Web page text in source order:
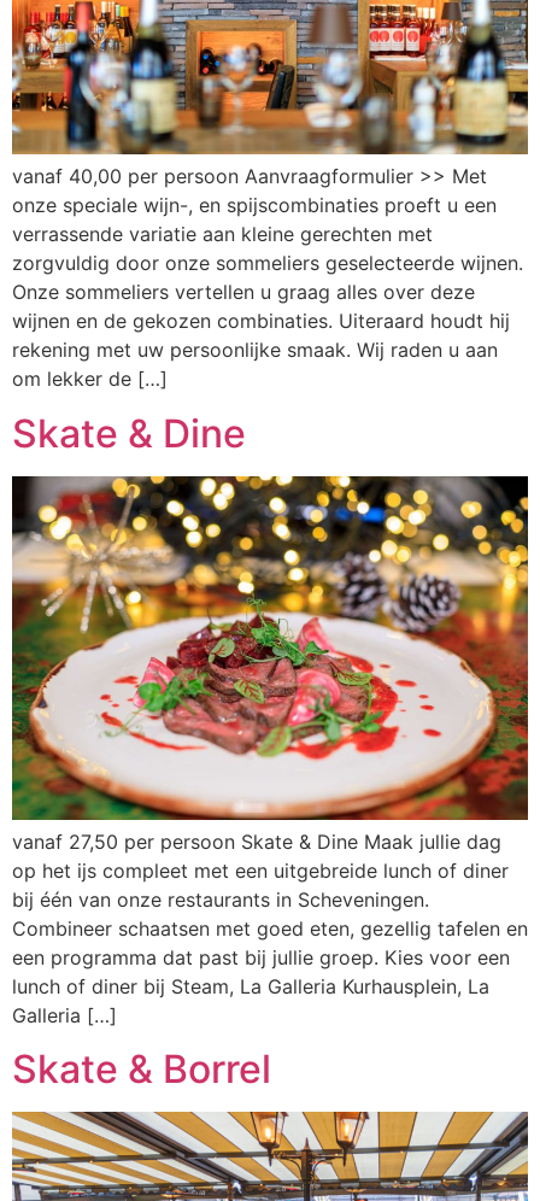
vanaf 40,00 per persoon Aanvraagformulier >> Met
onze speciale wijn-, en spijscombinaties proeft u een
verrassende variatie aan kleine gerechten met
zorgvuldig door onze sommeliers geselecteerde wijnen.
Onze sommeliers vertellen u graag alles over deze
wijnen en de gekozen combinaties. Uiteraard houdt hij
rekening met uw persoonlijke smaak. Wij raden u aan
om lekker de […]
Skate & Dine
vanaf 27,50 per persoon Skate & Dine Maak jullie dag
op het ijs compleet met een uitgebreide lunch of diner
bij één van onze restaurants in Scheveningen.
Combineer schaatsen met goed eten, gezellig tafelen en
een programma dat past bij jullie groep. Kies voor een
lunch of diner bij Steam, La Galleria Kurhausplein, La
Galleria […]
Skate & Borrel